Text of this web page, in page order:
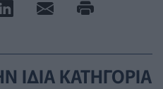
ΙΔΙΑ ΚΑΤΗΓΟΡΙΑ